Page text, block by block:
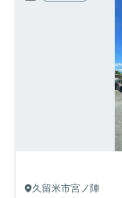
久留米市宮ノ陣